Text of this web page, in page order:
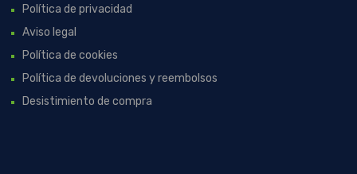
Política de privacidad
Aviso legal
Política de cookies
Política de devoluciones y reembolsos
Desistimiento de compra